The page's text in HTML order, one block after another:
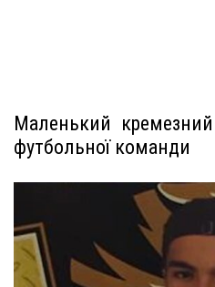
Маленький
футбольної команди